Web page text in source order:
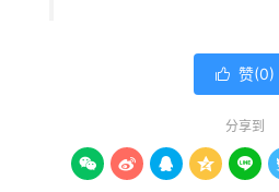
 赞(0)
分享到
    